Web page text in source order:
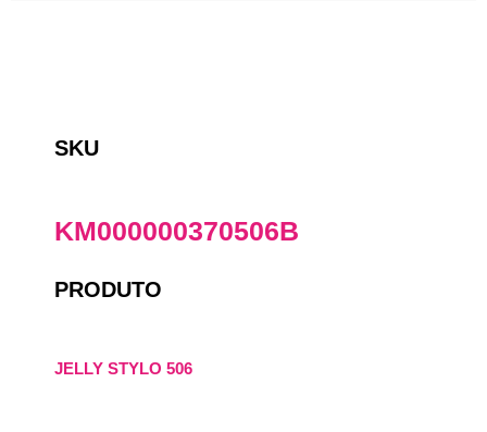
SKU
KM000000370506B
PRODUTO
JELLY STYLO 506